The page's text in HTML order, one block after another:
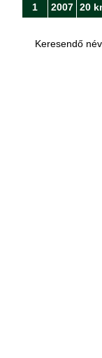
1 2007 20
Keresendő